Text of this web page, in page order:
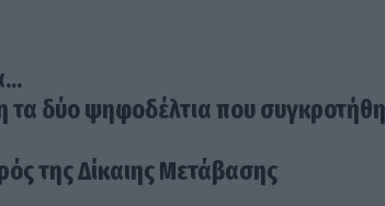
τα δύο ψηφοδέλτια που
της Δίκαιης Μετάβασης